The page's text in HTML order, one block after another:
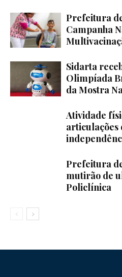
Prefeitura
Campanha
Sidarta
Olimpíada
da Mostra
Atividade
articulações
Prefeitura
mutirão de
Policlínica